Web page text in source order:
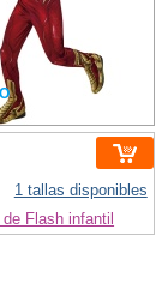
1 tallas disponibles
Flash infantil